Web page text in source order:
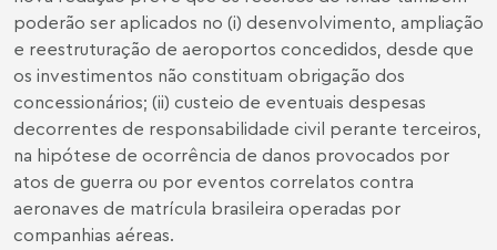
poderão ser aplicados no (i) desenvolvimento, ampliação
e reestruturação de aeroportos concedidos, desde que
os investimentos não constituam obrigação dos
concessionários; (ii) custeio de eventuais despesas
decorrentes de responsabilidade civil perante terceiros,
na hipótese de ocorrência de danos provocados por
atos de guerra ou por eventos correlatos contra
aeronaves de matrícula brasileira operadas por
companhias aéreas.